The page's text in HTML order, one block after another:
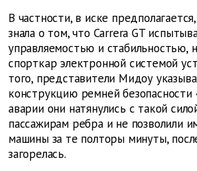
В частности, в иске
знала о том, что Carrera GT
управляемостью и стабильностью,
спорткар электронной системой
того, представители Мидоу
конструкцию ремней
аварии они натянулись с такой
пассажирам ребра и не позволили
машины за те полторы минуты,
загорелась.